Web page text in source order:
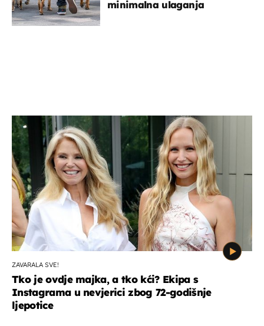
minimalna ulaganja
ZAVARALA SVE!
Tko je ovdje majka, a tko kći? Ekipa s
Instagrama u nevjerici zbog 72-godišnje
ljepotice